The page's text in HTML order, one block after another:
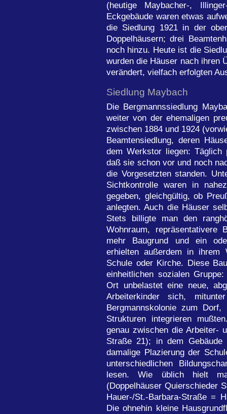
(heutige Maybacher-,
Eckgebäude waren etwas
die Siedlung 1921 in der
Doppelhäusern; drei
noch hinzu. Heute ist die
wurden die Häuser nach ihren
verändert, vielfach erfolgten
Siedlung Maybach
Die Bergmannssiedlung
weiter von der ehemaligen
zwischen 1884 und 1924
Beamtensiedlung, deren
dem Werkstor liegen:
daß sie schon vor und noch
die Vorgesetzten standen.
Sichtkontrolle waren in
gegeben, gleichgültig, ob
anlegten. Auch die Häuser
Stets billigte man den
Wohnraum, repräsentativere
mehr Baugrund und ein
erhielten außerdem in ihrem
Schule oder Kirche. Diese
einheitlichen sozialen
Ort unbelastet eine neue,
Arbeiterkinder sich,
Bergmannskolonie zum
Strukturen integrieren
genau zwischen die Arbeiter-
Straße 21); in dem
damalige Plazierung der
unterschiedlichen
lesen. Wie üblich hielt
(Doppelhäuser Quierschieder
Hauer-/St.-Barbara-Straße =
Die ohnehin kleine